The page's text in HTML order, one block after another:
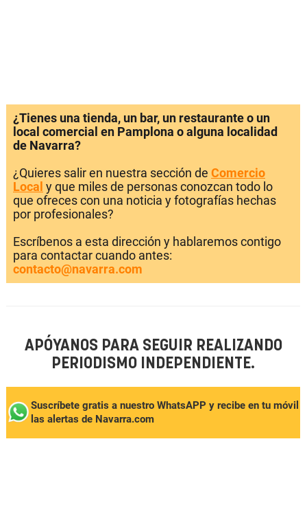
¿Tienes una tienda, un bar, un restaurante o un
local comercial en Pamplona o alguna localidad
de Navarra?
¿Quieres salir en nuestra sección de Comercio
Local y que miles de personas conozcan todo lo
que ofreces con una noticia y fotografías hechas
por profesionales?
Escríbenos a esta dirección y hablaremos contigo
para contactar cuando antes:
contacto@navarra.com
APÓYANOS PARA SEGUIR REALIZANDO
PERIODISMO INDEPENDIENTE.
Suscríbete gratis a nuestro WhatsAPP y recibe en tu móvil
las alertas de Navarra.com